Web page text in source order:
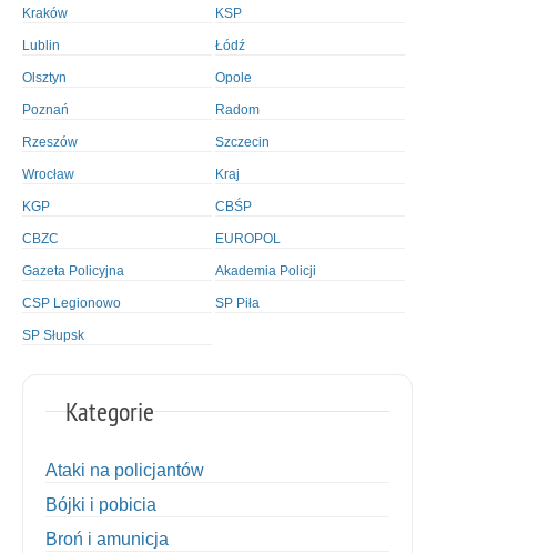
Kraków KSP
Lublin Łódź
Olsztyn Opole
Poznań Radom
Rzeszów Szczecin
Wrocław Kraj
KGP CBŚP
CBZC EUROPOL
Gazeta Policyjna Akademia Policji
CSP Legionowo SP Piła
SP Słupsk
Kategorie
Ataki na policjantów
Bójki i pobicia
Broń i amunicja